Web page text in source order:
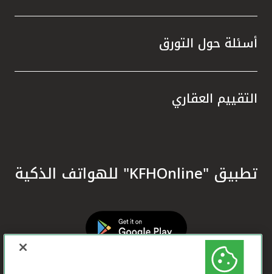
أسئلة حول التورق
التقييم العقاري
تطبيق "KFHOnline" للهواتف الذكية